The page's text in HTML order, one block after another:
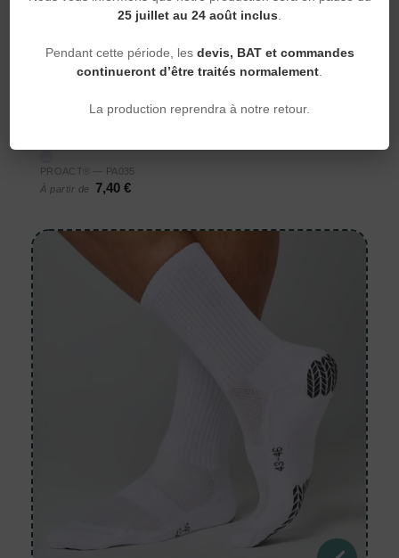
25 juillet au 24 août inclus
Pendant cette période, les devis, BAT et commandes
continueront d’être traités normalement
La production reprendra à notre retour.
Chaussettes de sport
PROACT® — PA035
À partir de
7,40 €